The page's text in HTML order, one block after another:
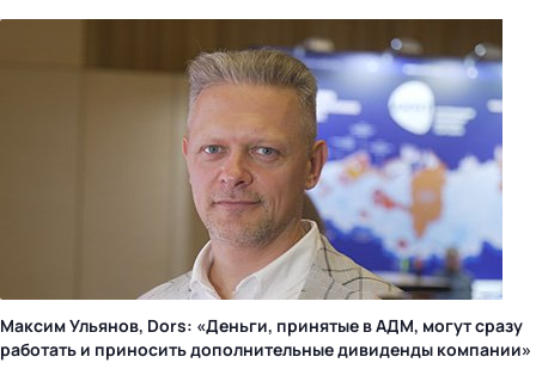
Максим Ульянов, Dors: «Деньги, принятые в АДМ, могут сразу
работать и приносить дополнительные дивиденды компании»